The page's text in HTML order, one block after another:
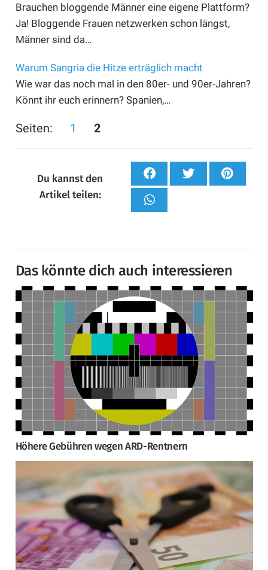
Brauchen bloggende Männer eine eigene Plattform?
Ja! Bloggende Frauen netzwerken schon längst,
Männer sind da…
Warum Sangria die Hitze erträglich macht
Wie war das noch mal in den 80er- und 90er-Jahren?
Könnt ihr euch erinnern? Spanien,…
Seiten: 1 2
Du kannst den
Artikel teilen:
Das könnte dich auch interessieren
Höhere Gebühren wegen ARD-Rentnern